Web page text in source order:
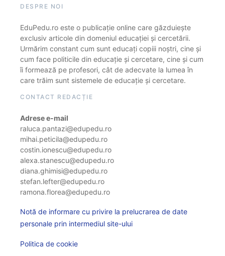
DESPRE NOI
EduPedu.ro este o publicație online care găzduiește
exclusiv articole din domeniul educației și cercetării.
Urmărim constant cum sunt educați copiii noștri, cine și
cum face politicile din educație și cercetare, cine și cum
îi formează pe profesori, cât de adecvate la lumea în
care trăim sunt sistemele de educație și cercetare.
CONTACT REDACȚIE
Adrese e-mail
raluca.pantazi@edupedu.ro
mihai.peticila@edupedu.ro
costin.ionescu@edupedu.ro
alexa.stanescu@edupedu.ro
diana.ghimisi@edupedu.ro
stefan.lefter@edupedu.ro
ramona.florea@edupedu.ro
Notă de informare cu privire la prelucrarea de date
personale prin intermediul site-ului
Politica de cookie